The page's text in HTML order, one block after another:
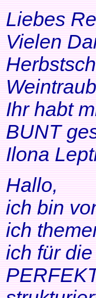
Liebes
Vielen
Ihr habt
BUNT
Ilona
Hallo,
ich bin
ich
ich für